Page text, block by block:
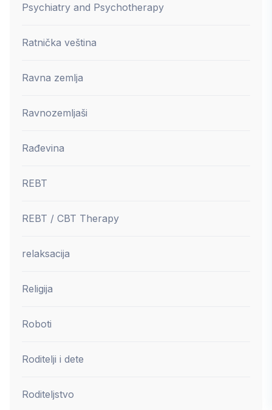
Psychiatry and Psychotherapy
Ratnička veština
Ravna zemlja
Ravnozemljaši
Rađevina
REBT
REBT / CBT Therapy
relaksacija
Religija
Roboti
Roditelji i dete
Roditeljstvo